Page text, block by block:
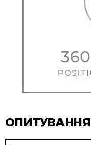
ОПИТУВАННЯ